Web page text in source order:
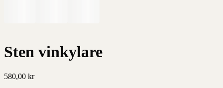
Sten vinkylare
580,00 kr